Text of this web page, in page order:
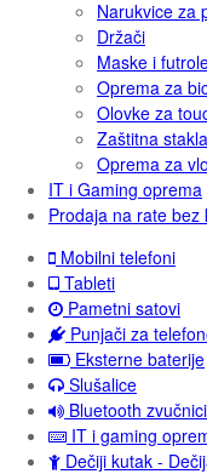
Narukvice za
Držači
Maske i
Oprema za
Olovke za
Zaštitna stakla
Oprema za
IT i Gaming oprema
Prodaja na rate bez
Mobilni telefoni
Tableti
Pametni satovi
Punjači za
Eksterne baterije
Slušalice
Bluetooth zvučnici
IT i gaming
Dečiji kutak -